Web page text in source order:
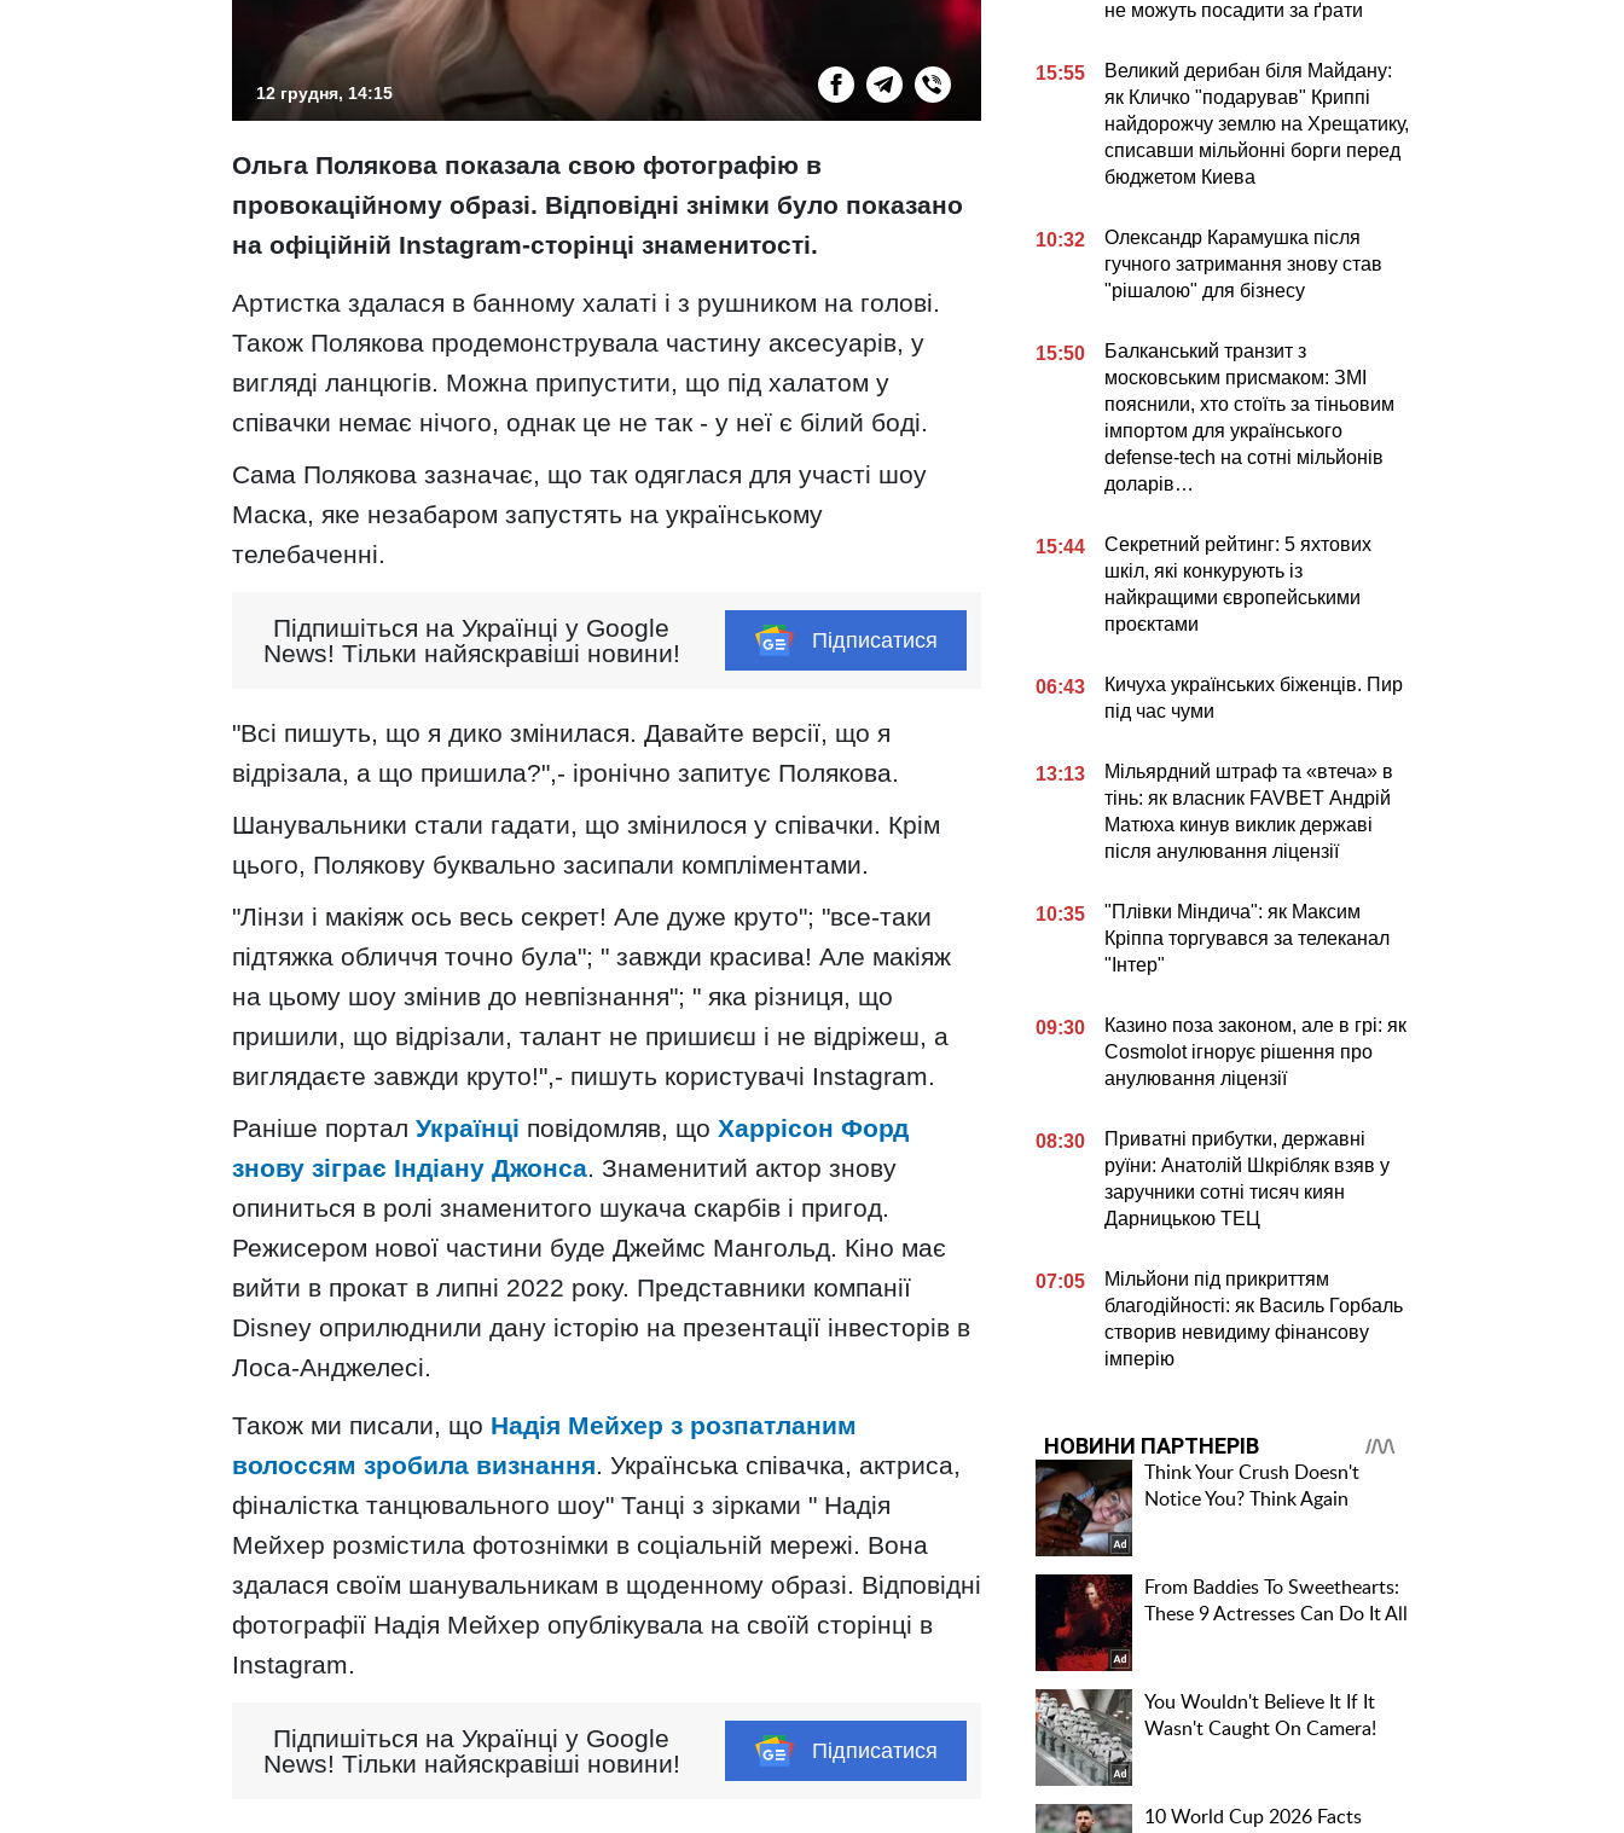
12 грудня, 14:15
Ольга Полякова показала свою фотографію в
провокаційному образі. Відповідні знімки було показано
на офіційній Instagram-сторінці знаменитості.
Артистка здалася в банному халаті і з рушником на голові.
Також Полякова продемонструвала частину аксесуарів, у
вигляді ланцюгів. Можна припустити, що під халатом у
співачки немає нічого, однак це не так - у неї є білий боді.
Сама Полякова зазначає, що так одяглася для участі шоу
Маска, яке незабаром запустять на українському
телебаченні.
Підпишіться на Українці у Google
News! Тільки найяскравіші новини!
Підписатися
"Всі пишуть, що я дико змінилася. Давайте версії, що я
відрізала, а що пришила?",- іронічно запитує Полякова.
Шанувальники стали гадати, що змінилося у співачки. Крім
цього, Полякову буквально засипали компліментами.
"Лінзи і макіяж ось весь секрет! Але дуже круто"; "все-таки
підтяжка обличчя точно була"; " завжди красива! Але макіяж
на цьому шоу змінив до невпізнання"; " яка різниця, що
пришили, що відрізали, талант не пришиєш і не відріжеш, а
виглядаєте завжди круто!",- пишуть користувачі Instagram.
Раніше портал Українці повідомляв, що Харрісон Форд
знову зіграє Індіану Джонса. Знаменитий актор знову
опиниться в ролі знаменитого шукача скарбів і пригод.
Режисером нової частини буде Джеймс Мангольд. Кіно має
вийти в прокат в липні 2022 року. Представники компанії
Disney оприлюднили дану історію на презентації інвесторів в
Лоса-Анджелесі.
Також ми писали, що Надія Мейхер з розпатланим
волоссям зробила визнання. Українська співачка, актриса,
фіналістка танцювального шоу" Танці з зірками " Надія
Мейхер розмістила фотознімки в соціальній мережі. Вона
здалася своїм шанувальникам в щоденному образі. Відповідні
фотографії Надія Мейхер опублікувала на своїй сторінці в
Instagram.
Підпишіться на Українці у Google
News! Тільки найяскравіші новини!
Підписатися
не можуть посадити за ґрати
15:55
Великий дерибан біля Майдану:
як Кличко "подарував" Криппі
найдорожчу землю на Хрещатику,
списавши мільйонні борги перед
бюджетом Киева
10:32
Олександр Карамушка після
гучного затримання знову став
"рішалою" для бізнесу
15:50
Балканський транзит з
московським присмаком: ЗМІ
пояснили, хто стоїть за тіньовим
імпортом для українського
defense-tech на сотні мільйонів
доларів…
15:44
Секретний рейтинг: 5 яхтових
шкіл, які конкурують із
найкращими європейськими
проєктами
06:43
Кичуха українських біженців. Пир
під час чуми
13:13
Мільярдний штраф та «втеча» в
тінь: як власник FAVBET Андрій
Матюха кинув виклик державі
після анулювання ліцензії
10:35
"Плівки Міндича": як Максим
Кріппа торгувався за телеканал
"Інтер"
09:30
Казино поза законом, але в грі: як
Cosmolot ігнорує рішення про
анулювання ліцензії
08:30
Приватні прибутки, державні
руїни: Анатолій Шкрібляк взяв у
заручники сотні тисяч киян
Дарницькою ТЕЦ
07:05
Мільйони під прикриттям
благодійності: як Василь Горбаль
створив невидиму фінансову
імперію